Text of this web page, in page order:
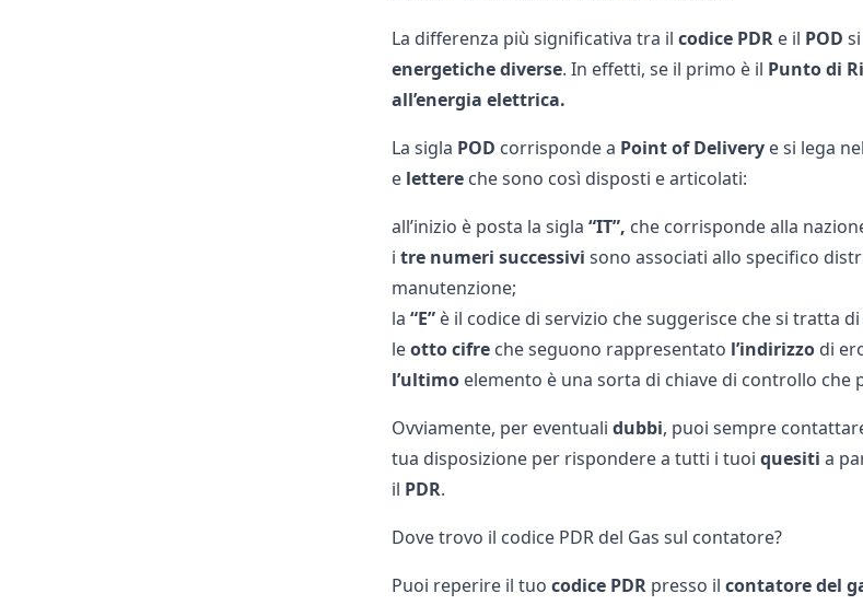
La differenza più significativa tra il codice PDRe il POD
energetiche diverse. In effetti, se il primo è il Punto di
all’energia elettrica.
La sigla POD corrisponde a Point of Deliverye si lega
e lettereche sono così disposti e articolati:
all’inizio è posta la sigla “IT”, che corrisponde alla
i tre numeri successivi sono associati allo specifico
manutenzione;
la “E”è il codice di servizio che suggerisce che si tratta di
leotto cifreche seguono rappresentato l’indirizzodi
l’ultimoelemento è una sorta di chiave di controllo che
Ovviamente, per eventuali dubbi, puoi sempre
tua disposizione per rispondere a tutti i tuoi quesiti a
il PDR.
Dove trovo il codice PDR del Gas sul contatore?
Puoi reperire il tuo codice PDRpresso il contatore del